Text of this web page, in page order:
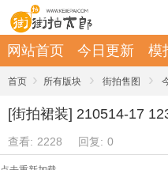
网站首页 今日更新 模
首页 › 所有版块 › 街拍售图 ›
[街拍裙装] 210514-17
查看: 2228 回复: 0